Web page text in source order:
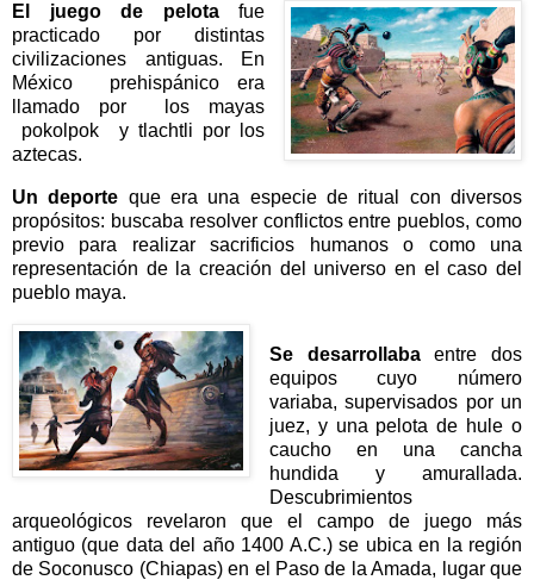
El juego de pelotafue
practicado por distintas
civilizaciones antiguas. En
México prehispánico era
llamado por los mayas
pokolpok y tlachtli por los
aztecas.
Un deporte que era una especie de ritual con diversos
propósitos: buscaba resolver conflictos entre pueblos, como
previo para realizar sacrificios humanos o como una
representación de la creación del universo en el caso del
pueblo maya.
Se desarrollabaentre dos
equipos cuyo número
variaba, supervisados por un
juez, y una pelota de hule o
caucho en una cancha
hundida y amurallada.
Descubrimientos
arqueológicos revelaron que el campo de juego más
antiguo (que data del año 1400 A.C.) se ubica en la región
de Soconusco (Chiapas) en el Paso de la Amada, lugar que